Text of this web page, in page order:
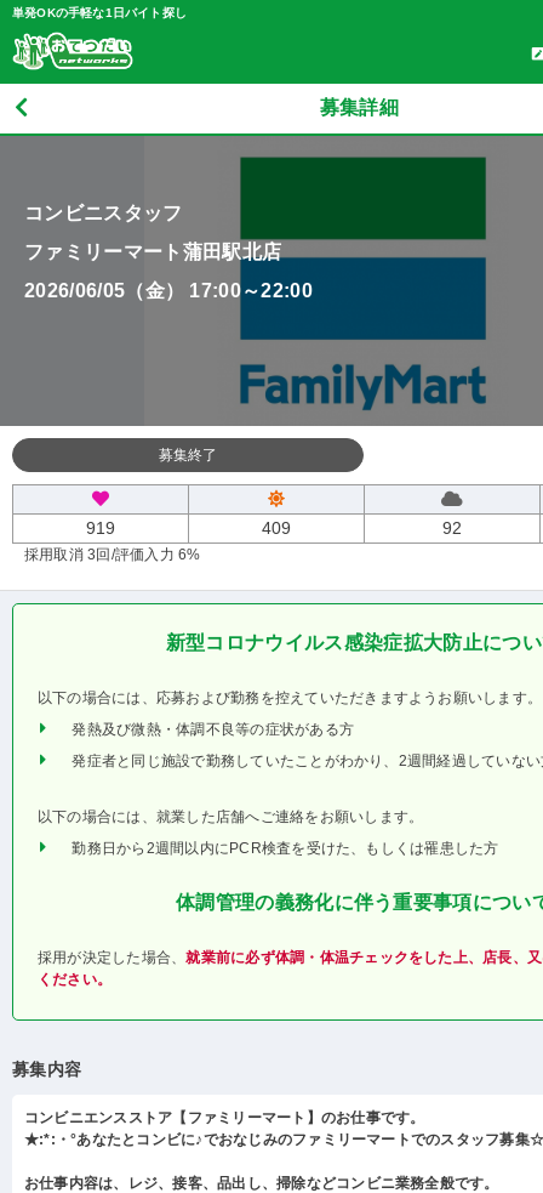
単発OKの手軽な1日バイト探し
募集詳細
コンビニスタッフ
ファミリーマート蒲田駅北店
2026/06/05（金） 17:00～22:00
募集終了
919 409 92
採用取消 3回 /評価入力 6%
新型コロナウイルス感染症拡大防止につ
以下の場合には、応募および勤務を控えていただきますようお願いします。
発熱及び微熱・体調不良等の症状がある方
発症者と同じ施設で勤務していたことがわかり、2週間経過していな
以下の場合には、就業した店舗へご連絡をお願いします。
勤務日から2週間以内にPCR検査を受けた、もしくは罹患した方
体調管理の義務化に伴う重要事項につい
採用が決定した場合、就業前に必ず体調・体温チェックをした上、店長、
ください。
募集内容
コンビニエンスストア【ファミリーマート】のお仕事です。
★:*:・°あなたとコンビに♪でおなじみのファミリーマートでのスタッフ募集
お仕事内容は、レジ、接客、品出し、掃除などコンビニ業務全般です。